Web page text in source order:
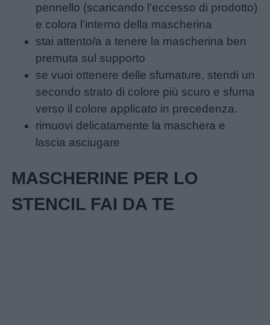
Filastrocche
Giochi
Lavoretti
Nomi
maschili
Nomi
pennello (scaricando l’eccesso di prodotto)
e colora l’interno della mascherina
stai attento/a a tenere la mascherina ben
premuta sul supporto
se vuoi ottenere delle sfumature, stendi un
secondo strato di colore più scuro e sfuma
verso il colore applicato in precedenza.
rimuovi delicatamente la maschera e
lascia asciugare
MASCHERINE PER LO
STENCIL FAI DA TE